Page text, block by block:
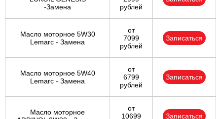
-Замена
рублей
Масло моторное 5W30
Lemarc - Замена
от
7099
рублей
Записаться
Масло моторное 5W40
Lemarc - Замена
от
6799
рублей
Записаться
Масло моторное
от
10699
Записаться